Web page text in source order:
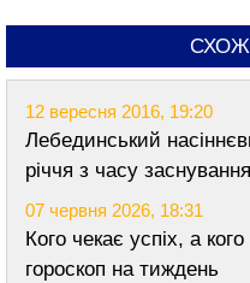
12 вересня 2016, 19:20
Лебединський
річчя з часу заснування
07 червня 2026, 18:31
Кого чекає успіх, а
гороскоп на тиждень